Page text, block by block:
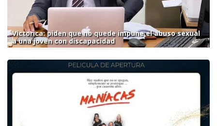
Victorica: piden que no quede impune el abuso sexual
a una joven con discapacidad